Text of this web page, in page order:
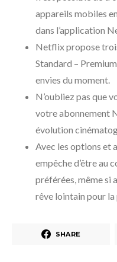
appareils mobiles
dans l’application
Netflix propose
Standard –
envies du moment.
N’oubliez pas que
votre abonnement
évolution
Avec les options et
empêche d’être au
préférées, même
rêve lointain pour la
SHARE